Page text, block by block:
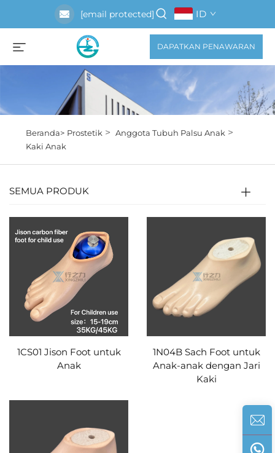
[email protected] ID
DAPATKAN PENAWARAN
Beranda> Prostetik> Anggota Tubuh Palsu Anak>
Kaki Anak
SEMUA PRODUK
1CS01 Jison Foot untuk
Anak
1N04B Sach Foot untuk
Anak-anak dengan Jari
Kaki